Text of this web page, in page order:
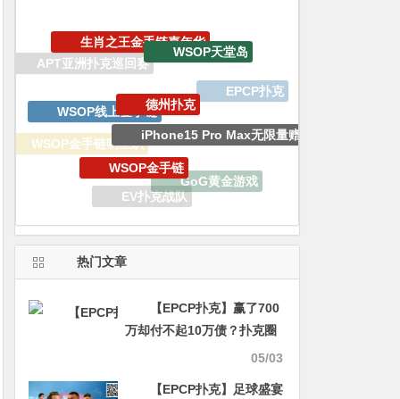
GGPoker
EV扑克
WSOP金手链明星趴
WSOP线上金手链
德州扑克
iPhone15 Pro Max无限量赠送
GoG黄金游戏
EV扑克战队
WSOP金手链
热门文章
【EPCP扑克】赢了700
万却付不起10万债？扑克圈
“破产冠军”曝光：不止他一
05/03
【EPCP扑克】足球盛宴